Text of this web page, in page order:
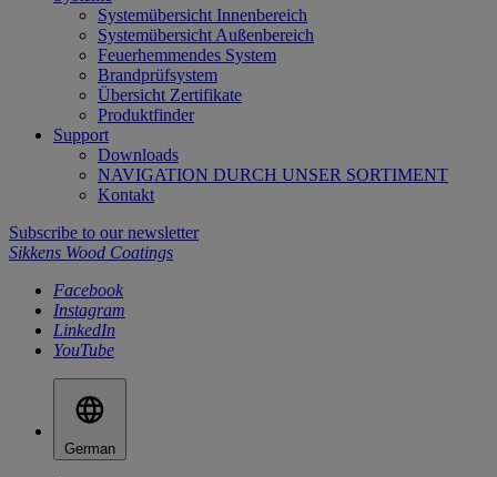
Systemübersicht Innenbereich
Systemübersicht Außenbereich
Feuerhemmendes System
Brandprüfsystem
Übersicht Zertifikate
Produktfinder
Support
Downloads
NAVIGATION DURCH UNSER SORTIMENT
Kontakt
Subscribe to our newsletter
Sikkens Wood Coatings
Facebook
Instagram
LinkedIn
YouTube
German